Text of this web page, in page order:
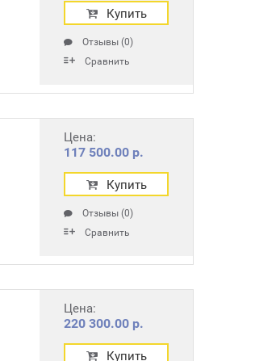
Купить
Отзывы (0)
Сравнить
Цена:
117 500.00 р.
Купить
Отзывы (0)
Сравнить
Цена:
220 300.00 р.
Купить